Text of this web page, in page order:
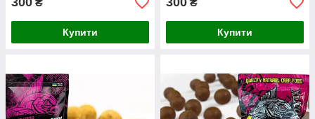
₴
Купити
₴
Купити